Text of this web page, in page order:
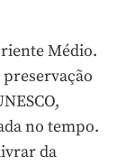
Médio.
preservação
no tempo.
da